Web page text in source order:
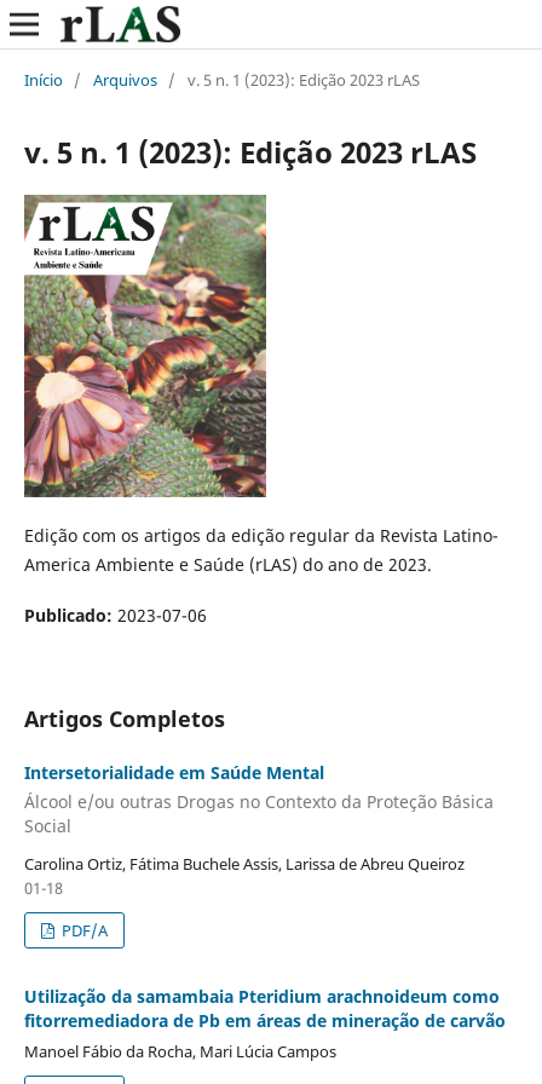
Início / Arquivos / v. 5 n. 1 (2023): Edição 2023 rLAS
v. 5 n. 1 (2023): Edição 2023 rLAS
Edição com os artigos da edição regular da Revista Latino-
America Ambiente e Saúde (rLAS) do ano de 2023.
Publicado: 2023-07-06
Artigos Completos
Intersetorialidade em Saúde Mental
Álcool e/ou outras Drogas no Contexto da Proteção Básica
Social
Carolina Ortiz, Fátima Buchele Assis, Larissa de Abreu Queiroz
01-18
PDF/A
Utilização da samambaia Pteridium arachnoideum como
fitorremediadora de Pb em áreas de mineração de carvão
Manoel Fábio da Rocha, Mari Lúcia Campos